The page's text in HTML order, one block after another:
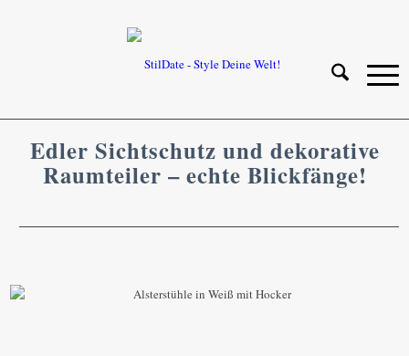
Edler Sichtschutz und dekorative
Raumteiler – echte Blickfänge!
Drei Sichtschutzelemente aus wetterfestem